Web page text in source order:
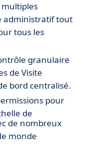
administratif tout
tous les
granulaire
de Visite
bord centralisé.
pour
de
de nombreux
monde